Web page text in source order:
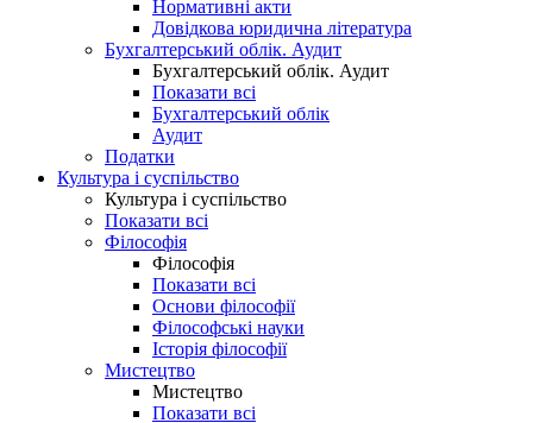
Нормативні акти
Довідкова юридична література
Бухгалтерський облік. Аудит
Бухгалтерський облік. Аудит
Показати всі
Бухгалтерський облік
Аудит
Податки
Культура і суспільство
Культура і суспільство
Показати всі
Філософія
Філософія
Показати всі
Основи філософії
Філософські науки
Історія філософії
Мистецтво
Мистецтво
Показати всі